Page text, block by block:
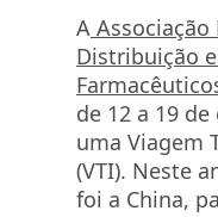
A
Distribuição
de 12 a 19
uma Viagem
(VTI). Neste
foi a China,